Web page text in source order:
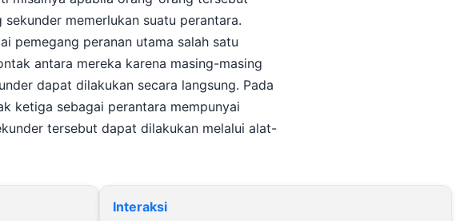
memerlukan suatu perantara.
pemegang peranan utama salah satu
antara mereka karena masing-masing
dapat dilakukan secara langsung. Pada
ketiga sebagai perantara mempunyai
tersebut dapat dilakukan melalui alat-
Interaksi